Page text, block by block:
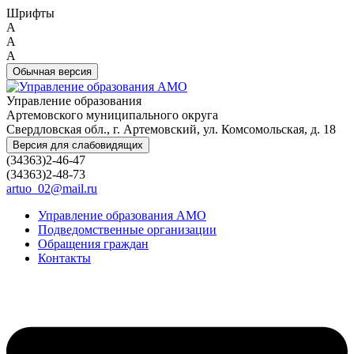
Шрифты
A
A
A
Обычная версия
Управление образования
Артемовского муниципального округа
Свердловская обл., г. Артемовский, ул. Комсомольская, д. 18
Версия для слабовидящих
(34363)2-46-47
(34363)2-48-73
artuo_02@mail.ru
Управление образования АМО
Подведомственные организации
Обращения граждан
Контакты